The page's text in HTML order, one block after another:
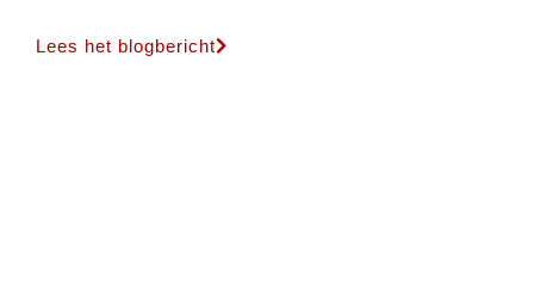
Lees het blogbericht